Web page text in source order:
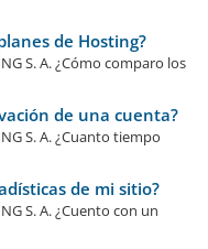
de Hosting?
S. A. ¿Cómo comparo los
de una cuenta?
S. A. ¿Cuanto tiempo
de mi sitio?
S. A. ¿Cuento con un